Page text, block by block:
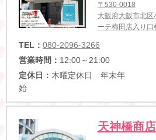
〒530-0018
大阪府大阪市北
ーテ梅田店入り口
TEL： 080-2096-3266
営業時間： 12:00～21:00
定休日： 木曜定休日 年末年
始
天神橋商